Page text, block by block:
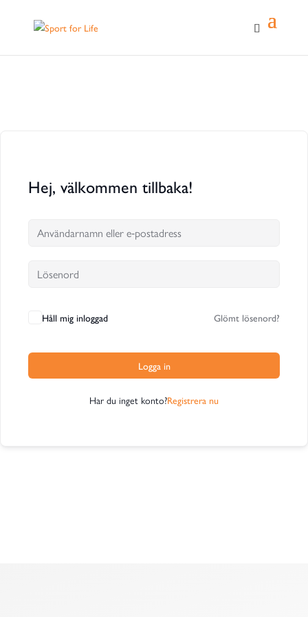
Hej, välkommen tillbaka!
Håll mig inloggad Glömt lösenord?
Logga in
Har du inget konto?Registrera nu